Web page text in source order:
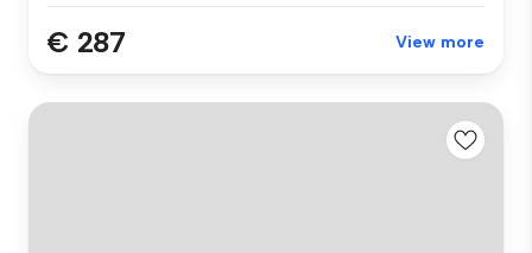
€ 287 View more